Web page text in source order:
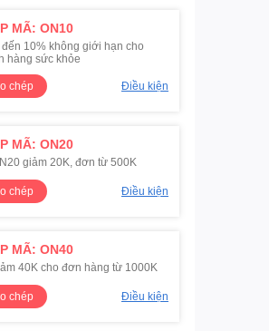
MÃ: ON10
10% không giới hạn cho
hàng sức khỏe
chép
Điều kiện
MÃ: ON20
giảm 20K, đơn từ 500K
chép Điều kiện
MÃ: ON40
40K cho đơn hàng từ 1000K
chép Điều kiện